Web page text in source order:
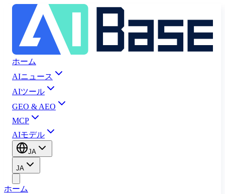
ホーム
AIニュース
AIツール
GEO & AEO
MCP
AIモデル
JA
JA
ホーム